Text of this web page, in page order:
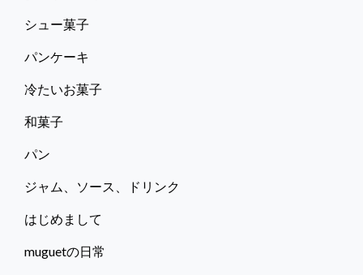
シュー菓子
パンケーキ
冷たいお菓子
和菓子
パン
ジャム、ソース、ドリンク
はじめまして
muguetの日常